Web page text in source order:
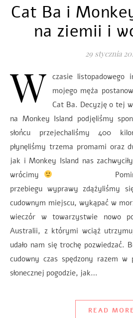
Cat Ba i
na ziemii i
29 stycznia
W czasie listopadowego
mojego męża
Cat Ba. Decyzję o tej
na Monkey Island podjęliśmy
słońcu przejechaliśmy 400
płynęliśmy trzema promami oraz
jak i Monkey Island nas
wrócimy
Pomimo
przebiegu wyprawy zdążyliśmy
cudownym miejscu, wykąpać w
wieczór w towarzystwie nowo
Australii, z którymi wciąż
udało nam się trochę pozwiedzać.
cudowny czas spędzony razem w
słonecznej pogodzie, jak…
READ MORE